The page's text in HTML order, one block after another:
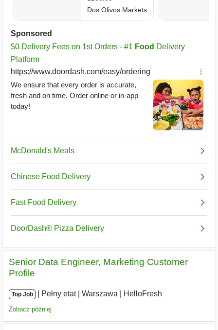
Senior Data Engineer, Marketing Customer
Profile
Top Job Pełny etat| Warszawa HelloFresh
Zobacz później